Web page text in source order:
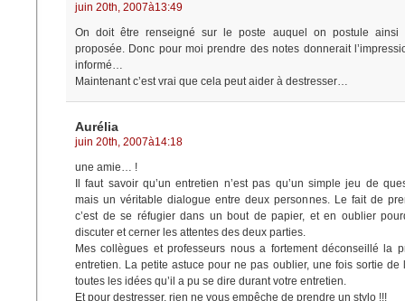
juin 20th, 2007à13:49
On doit être renseigné sur le poste auquel on postule ainsi
proposée. Donc pour moi prendre des notes donnerait
informé…
Maintenant c’est vrai que cela peut aider à destresser…
Aurélia
juin 20th, 2007à14:18
une amie… !
Il faut savoir qu’un entretien n’est pas qu’un simple jeu de
mais un véritable dialogue entre deux personnes. Le fait de
c’est de se réfugier dans un bout de papier, et en oublier
discuter et cerner les attentes des deux parties.
Mes collègues et professeurs nous a fortement déconseillé la
entretien. La petite astuce pour ne pas oublier, une fois sortie de
toutes les idées qu’il a pu se dire durant votre entretien.
Et pour destresser, rien ne vous empêche de prendre un stylo !!!